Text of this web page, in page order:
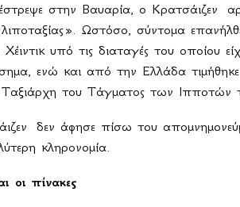
στην Βαυαρία, ο Κρατσάιζεν
Ωστόσο, σύντομα
υπό τις διαταγές του οποίου
ενώ και από την Ελλάδα
του Τάγματος των Ιπποτών
δεν άφησε πίσω του
κληρονομία.
οι πίνακες